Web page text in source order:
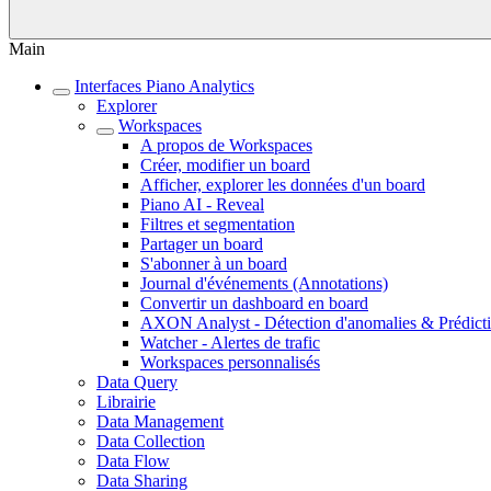
Main
Interfaces Piano Analytics
Explorer
Workspaces
A propos de Workspaces
Créer, modifier un board
Afficher, explorer les données d'un board
Piano AI - Reveal
Filtres et segmentation
Partager un board
S'abonner à un board
Journal d'événements (Annotations)
Convertir un dashboard en board
AXON Analyst - Détection d'anomalies &
Watcher - Alertes de trafic
Workspaces personnalisés
Data Query
Librairie
Data Management
Data Collection
Data Flow
Data Sharing